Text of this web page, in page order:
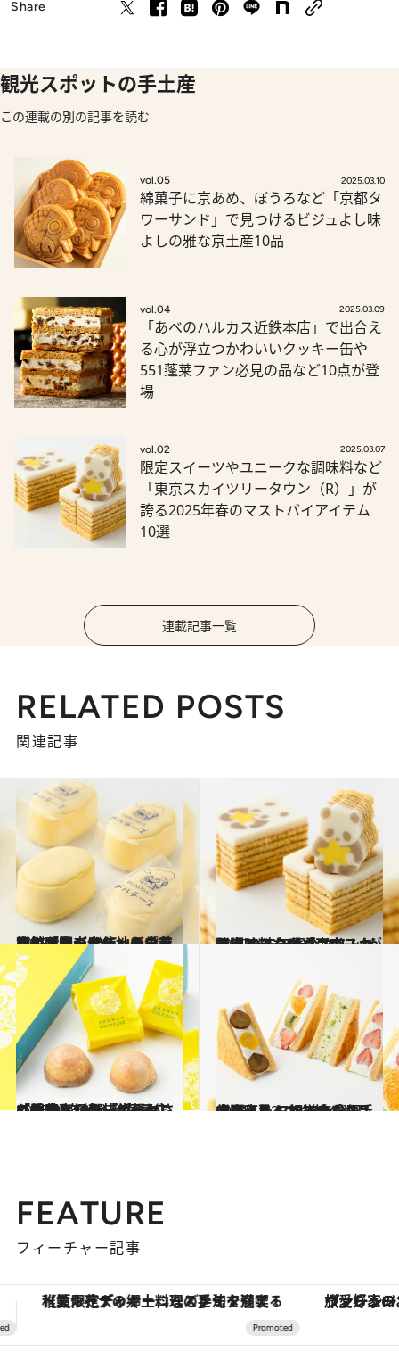
Share
観光スポットの手土産
この連載の別の記事を読む
vol.05 2025.03.10
綿菓子に京あめ、ぼうろなど「京都タ
ワーサンド」で見つけるビジュよし味
よしの雅な京土産10品
vol.04 2025.03.09
「あべのハルカス近鉄本店」で出合え
る心が浮立つかわいいクッキー缶や
551蓬莱ファン必見の品など10点が登
場
vol.02 2025.03.07
限定スイーツやユニークな調味料など
「東京スカイツリータウン（R）」が
誇る2025年春のマストバイアイテム
10選
連載記事一覧
RELATED POSTS
関連記事
2025.3.6
函館「金森赤レンガ倉庫」で見つけた地元の有機カボチャを使ったプリンや限定デザインの羊羹など心躍る10点
グルメ 2025.3.7
限定スイーツやユニークな調味料など「東京スカイツリータウン（R）」が誇る2025年春のマストバイアイテム10選
グルメ
2025.2.6
【関東】個包装がうれしい手土産10選「柑橘がさわやかなバターケーキ」「約200年続く和菓子店の羊羹」
グルメ 2024.12.29
【関東】47都道府県の手土産リスト2025｜全国1位のふわふわバウムサンド、必見！《各地の逸品21選》
グルメ
FEATURE
フィーチャー記事
ヴァシュロン・コンスタンタン「オーヴァーシーズ・オートマティック」。旅愛好家のお気に入りコレクションから、ジェンダーレスな新作が登場 【銀座で出合う最旬美容】美髪ケアや上質